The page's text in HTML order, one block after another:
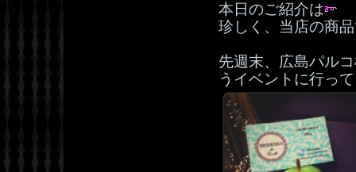
本日のご紹介は
珍しく、当店の商
先週末、広島パル
うイベントに行っ